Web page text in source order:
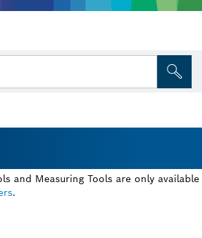
and Measuring Tools are only available
.